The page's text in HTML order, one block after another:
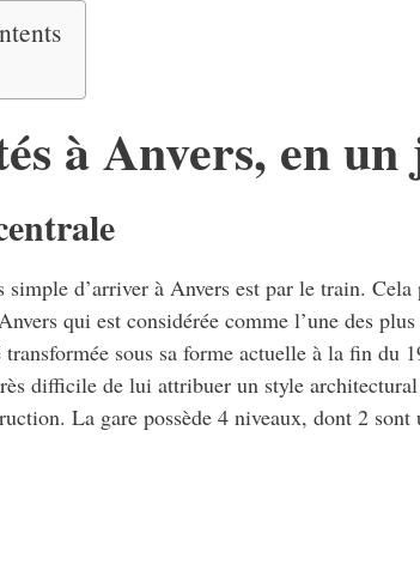
à Anvers, en
d’arriver à Anvers est par le train.
qui est considérée comme l’une des
transformée sous sa forme actuelle à la fin du
difficile de lui attribuer un style
La gare possède 4 niveaux, dont 2